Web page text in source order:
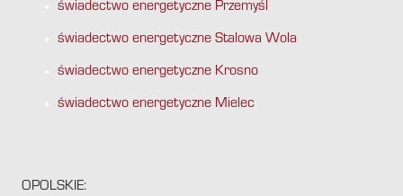
świadectwo energetyczne Przemyśl
świadectwo energetyczne Stalowa Wola
świadectwo energetyczne Krosno
świadectwo energetyczne Mielec
OPOLSKIE: